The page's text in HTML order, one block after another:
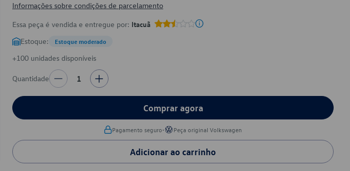
Informações sobre condições de parcelamento
Essa peça é vendida e entregue por: Itacuã
Estoque: Estoque moderado
+100 unidades disponíveis
Quantidade 1
Comprar agora
Pagamento seguro• Peça original Volkswagen
Adicionar ao carrinho